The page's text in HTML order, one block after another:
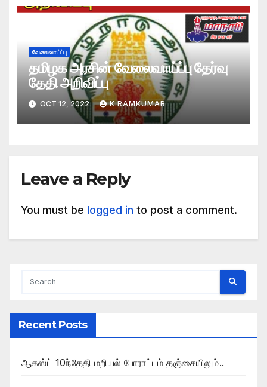
வேலைவாய்ப்பு
தமிழக அரசின் வேலைவாய்ப்பு தேர்வு
தேதி அறிவிப்பு
OCT 12, 2022 K.RAMKUMAR
Leave a Reply
You must be logged in to post a comment.
Recent Posts
ஆகஸ்ட் 10ந்தேதி மறியல் போராட்டம் தஞ்சையிலும்..